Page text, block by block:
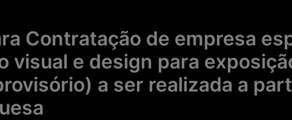
Contratação de empresa
visual e design para
a ser realizada a